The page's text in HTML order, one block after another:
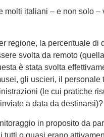
molti italiani – e non solo –
regione, la percentuale di
svolta da remoto
è stata svolta
gli uscieri, il
(le cui pratiche
a data da destinarsi)?
in proposito da
o quasi erano